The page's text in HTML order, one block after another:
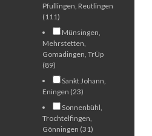
Pfullingen, Reutlingen
(111)
Münsingen,
Mehrstetten,
Gomadingen, TrÜp
(89)
Sankt Johann,
Eningen (23)
Sonnenbühl,
Trochtelfingen,
Gönningen (31)